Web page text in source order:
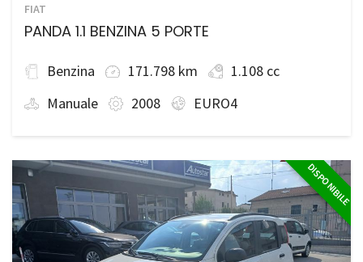
FIAT
PANDA 1.1 BENZINA 5 PORTE
Benzina 171.798 km
1.108 cc
Manuale
2008 EURO4
DISPONIBILE